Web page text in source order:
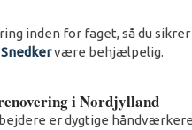
inden for faget, så du
være behjælpelig.
i Nordjylland
er dygtige